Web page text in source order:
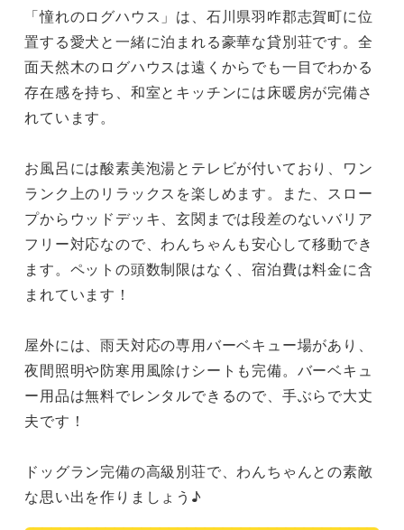
「憧れのログハウス」は、石川県羽咋郡志賀町に位
置する愛犬と一緒に泊まれる豪華な貸別荘です。全
面天然木のログハウスは遠くからでも一目でわかる
存在感を持ち、和室とキッチンには床暖房が完備さ
れています。
お風呂には酸素美泡湯とテレビが付いており、ワン
ランク上のリラックスを楽しめます。また、スロー
プからウッドデッキ、玄関までは段差のないバリア
フリー対応なので、わんちゃんも安心して移動でき
ます。ペットの頭数制限はなく、宿泊費は料金に含
まれています！
屋外には、雨天対応の専用バーベキュー場があり、
夜間照明や防寒用風除けシートも完備。バーベキュ
ー用品は無料でレンタルできるので、手ぶらで大丈
夫です！
ドッグラン完備の高級別荘で、わんちゃんとの素敵
な思い出を作りましょう♪